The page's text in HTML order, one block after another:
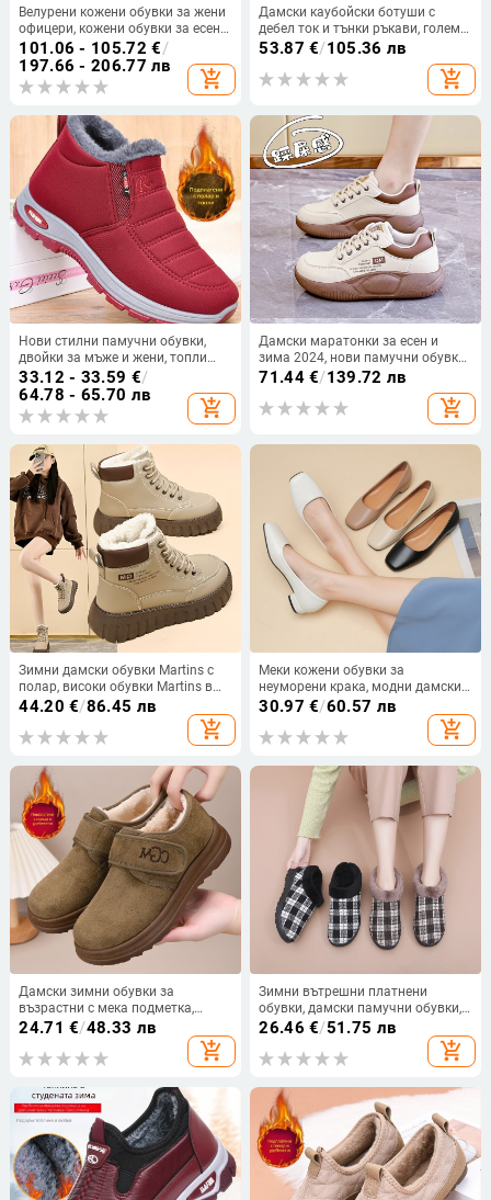
Велурени кожени обувки за жени
офицери, кожени обувки за есен и
зима, ежедневни обувки от
телешка кожа за жени, памучни
високи ботуши, нови военни
високи токчета
101.06 - 105.72 €/
197.66 - 206.77 лв
add_shopping_cart
Дамски каубойски ботуши с
дебел ток и тънки ръкави, големи
размери, за есен и зима 2024,
53.87 €/105.36 лв
add_shopping_cart
Нови стилни памучни обувки,
двойки за мъже и жени, топли
ботуши с подплата от полар от
стария Пекин, ежедневни
памучни ботуши, зимни ботуши
през граница за жени
33.12 - 33.59 €/
64.78 - 65.70 лв
add_shopping_cart
Дамски маратонки за есен и
зима 2024, нови памучни обувки
с полар, мека подметка, дебела
подметка, ежедневни високи
обувки за жени
71.44€/139.72 лв
add_shopping_cart
Зимни дамски обувки Martins с
полар, високи обувки Martins в
корейски стил, универсални,
удебелени, топли, с памучна
подплата, платформа, ежедневни
44.20 €/86.45 лв
add_shopping_cart
Меки кожени обувки за
неуморени крака, модни дамски
обувки от 2022 г., нови, четири
токчета с дебел ток, големи
обувки
30.97 €/60.57 лв
add_shopping_cart
Дамски зимни обувки за
възрастни с мека подметка,
подплатени флисом, топли и
противохлъзгащи, slip-on с Velcro
24.71 €/48.33 лв
add_shopping_cart
Зимни вътрешни платнени
обувки, дамски памучни обувки,
неплъзгащи се, нови удебелени
стари дамски меки обувки с
дебело дъно и поларена
26.46 €/51.75 лв
add_shopping_cart